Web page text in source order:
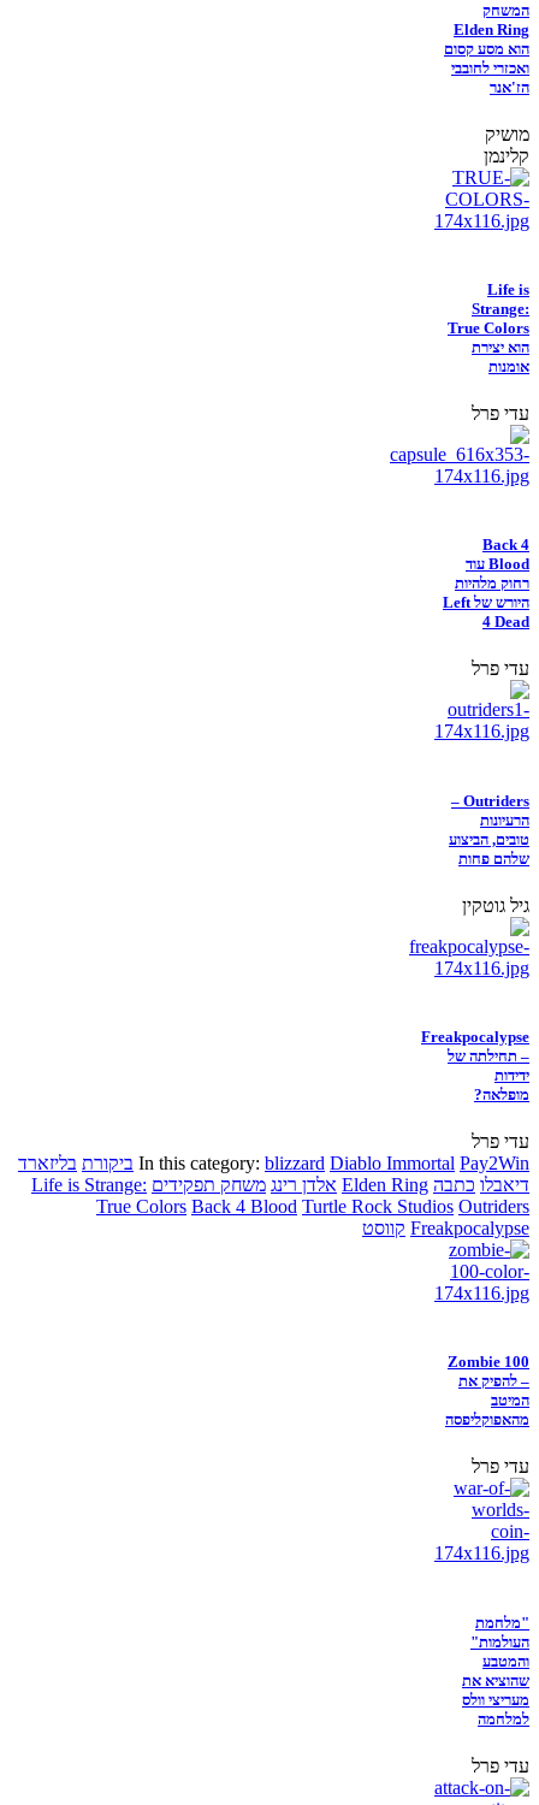
המשחק
Elden Ring
הוא מסע קסום
ואכזרי לחובבי
הז'אנר
מושיק
קלינמן
Life is
Strange:
True Colors
הוא יצירת
אומנות
עדי פרל
Back 4
Blood עוד
רחוק מלהיות
היורש של Left
4 Dead
עדי פרל
Outriders –
הרעיונות
טובים, הביצוע
שלהם פחות
גיל גוטקין
Freakpocalypse
– תחילתה של
ידידות
מופלאה?
עדי פרל
In this category: blizzard Diablo Immortal Pay2Win ביקורת בליזארד
דיאבלו כתבה Elden Ring אלדן רינג משחק תפקידים Life is Strange:
True Colors Back 4 Blood Turtle Rock Studios Outriders
Freakpocalypse קווסט
Zombie 100
– להפיק את
המיטב
מהאפוקליפסה
עדי פרל
"מלחמת
העולמות"
והמטבע
שהוציא את
מעריצי וולס
למלחמה
עדי פרל